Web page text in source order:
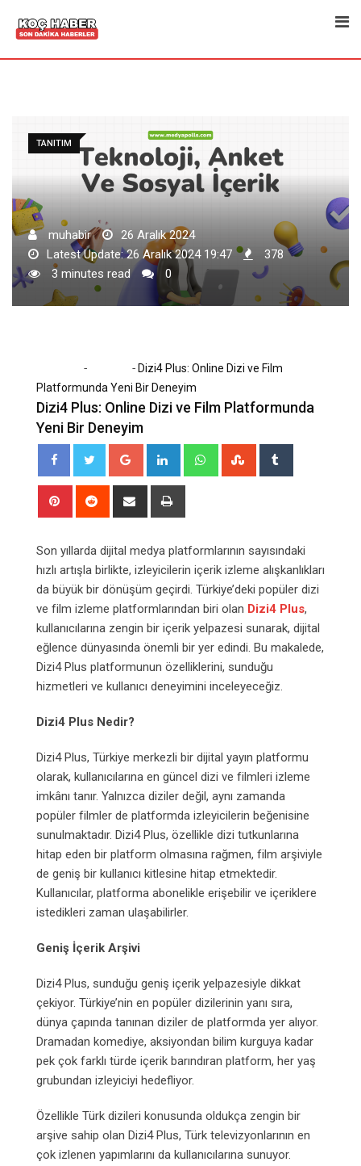
TANITIM
muhabir
26 Aralık 2024
Latest Update: 26 Aralık 2024 19:47
378
3 minutes read
0
- - Dizi4 Plus: Online Dizi ve Film
Platformunda Yeni Bir Deneyim
Dizi4 Plus: Online Dizi ve Film Platformunda
Yeni Bir Deneyim
Google+ LinkedIn WhatsappStumbleUpon
Pinterest Reddit
Share
Son yıllarda dijital medya platformlarının sayısındaki
hızlı artışla birlikte, izleyicilerin içerik izleme alışkanlıkları
da büyük bir dönüşüm geçirdi. Türkiye’deki popüler dizi
ve film izleme platformlarından biri olan Dizi4 Plus,
kullanıcılarına zengin bir içerik yelpazesi sunarak, dijital
eğlence dünyasında önemli bir yer edindi. Bu makalede,
Dizi4 Plus platformunun özelliklerini, sunduğu
hizmetleri ve kullanıcı deneyimini inceleyeceğiz.
Dizi4 Plus Nedir?
Dizi4 Plus, Türkiye merkezli bir dijital yayın platformu
olarak, kullanıcılarına en güncel dizi ve filmleri izleme
imkânı tanır. Yalnızca diziler değil, aynı zamanda
popüler filmler de platformda izleyicilerin beğenisine
sunulmaktadır. Dizi4 Plus, özellikle dizi tutkunlarına
hitap eden bir platform olmasına rağmen, film arşiviyle
de geniş bir kullanıcı kitlesine hitap etmektedir.
Kullanıcılar, platforma abonelikle erişebilir ve içeriklere
istedikleri zaman ulaşabilirler.
Geniş İçerik Arşivi
Dizi4 Plus, sunduğu geniş içerik yelpazesiyle dikkat
çekiyor. Türkiye’nin en popüler dizilerinin yanı sıra,
dünya çapında tanınan diziler de platformda yer alıyor.
Dramadan komediye, aksiyondan bilim kurguya kadar
pek çok farklı türde içerik barındıran platform, her yaş
grubundan izleyiciyi hedefliyor.
Özellikle Türk dizileri konusunda oldukça zengin bir
arşive sahip olan Dizi4 Plus, Türk televizyonlarının en
çok izlenen yapımlarını da kullanıcılarına sunuyor.